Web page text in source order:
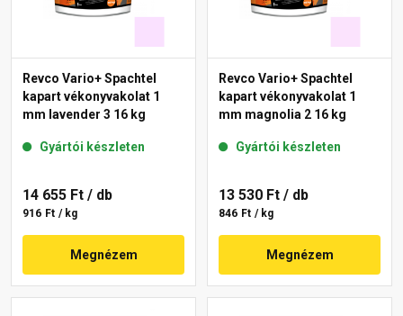
Revco Vario+ Spachtel
kapart vékonyvakolat 1
mm lavender 3 16 kg
Gyártói készleten
14 655 Ft / db
916 Ft / kg
Megnézem
Revco Vario+ Spachtel
kapart vékonyvakolat 1
mm magnolia 2 16 kg
Gyártói készleten
13 530 Ft / db
846 Ft / kg
Megnézem